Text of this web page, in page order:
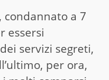
condannato a 7
essersi
servizi segreti,
per ora,